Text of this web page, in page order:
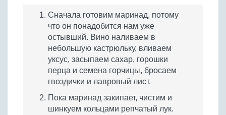
Сначала готовим маринад, потому
что он понадобится нам уже
остывший. Вино наливаем в
небольшую кастрюльку, вливаем
уксус, засыпаем сахар, горошки
перца и семена горчицы, бросаем
гвоздички и лавровый лист.
Пока маринад закипает, чистим и
шинкуем кольцами репчатый лук.